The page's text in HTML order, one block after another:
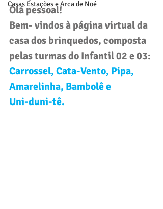
Casas Estações e Arca de Noé
Olá pessoal!
Bem- vindos à página virtual da
casa dos brinquedos, composta
pelas turmas do Infantil 02 e 03:
Carrossel, Cata-Vento, Pipa,
Amarelinha, Bambolê e
Uni-duni-tê.